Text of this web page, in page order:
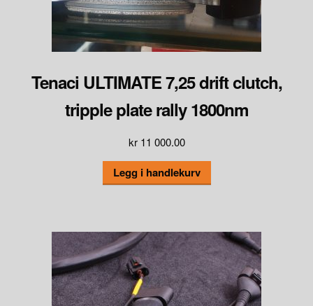
Tenaci ULTIMATE 7,25 drift clutch,
tripple plate rally 1800nm
kr11 000.00
Legg i handlekurv